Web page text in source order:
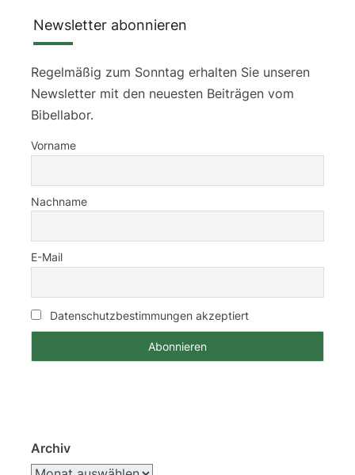
Newsletter abonnieren
Regelmäßig zum Sonntag erhalten Sie unseren
Newsletter mit den neuesten Beiträgen vom
Bibellabor.
Vorname
Nachname
E-Mail
Datenschutzbestimmungen akzeptiert
Archiv